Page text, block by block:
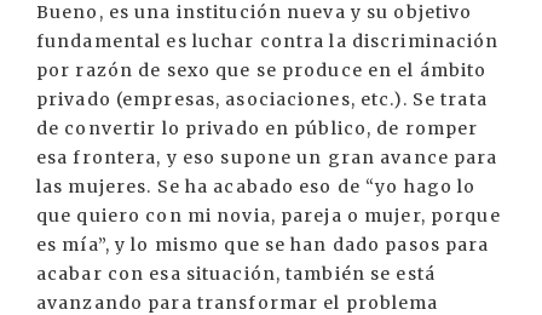
Bueno, es una institución nueva y su objetivo
fundamental es luchar contra la discriminación
por razón de sexo que se produce en el ámbito
privado (empresas, asociaciones, etc.). Se trata
de convertir lo privado en público, de romper
esa frontera, y eso supone un gran avance para
las mujeres. Se ha acabado eso de “yo hago lo
que quiero con mi novia, pareja o mujer, porque
es mía”, y lo mismo que se han dado pasos para
acabar con esa situación, también se está
avanzando para transformar el problema